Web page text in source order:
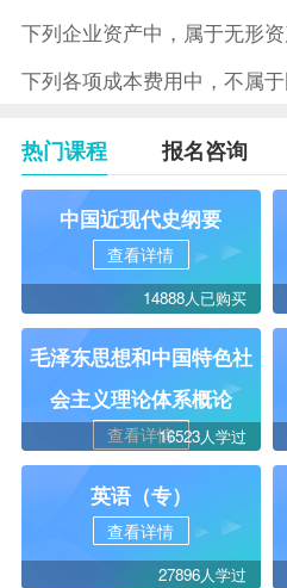
下列企业资产中，属于无
下列各项成本费用中，不属于
热门课程 报名咨询
中国近现代史纲要
查看详情
14888人已购买
毛泽东思想和中国特色社
会主义理论体系概论
查看详情16523人学过
英语（专）
查看详情
27896人学过